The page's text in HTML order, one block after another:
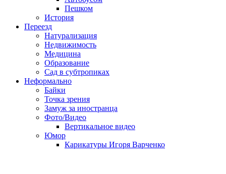
Пешком
История
Переезд
Натурализация
Недвижимость
Медицина
Образование
Сад в субтропиках
Неформально
Байки
Точка зрения
Замуж за иностранца
Фото/Видео
Вертикальное видео
Юмор
Карикатуры Игоря Варченко